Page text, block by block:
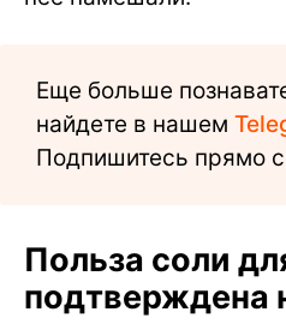
Еще больше
найдете в нашем
Подпишитесь прямо
Польза соли
подтверждена